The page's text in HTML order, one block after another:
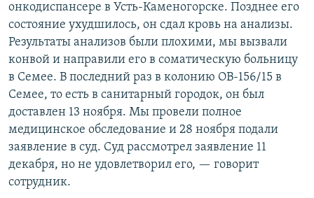
онкодиспансере в Усть-Каменогорске. Позднее его
состояние ухудшилось, он сдал кровь на анализы.
Результаты анализов были плохими, мы вызвали
конвой и направили его в соматическую больницу
в Семее. В последний раз в колонию ОВ-156/15 в
Семее, то есть в санитарный городок, он был
доставлен 13 ноября. Мы провели полное
медицинское обследование и 28 ноября подали
заявление в суд. Суд рассмотрел заявление 11
декабря, но не удовлетворил его, — говорит
сотрудник.